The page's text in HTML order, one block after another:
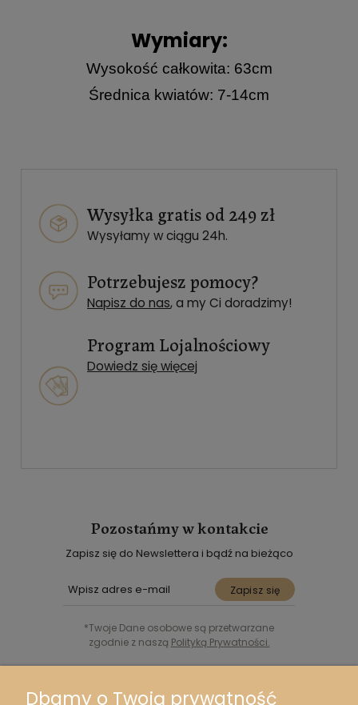
Wymiary:
Wysokość całkowita: 63cm
Średnica kwiatów: 7-14cm
Wysyłka gratis od 249 zł
Wysyłamy w ciągu 24h.
Potrzebujesz pomocy?
Napisz do nas, a my Ci doradzimy!
Program Lojalnościowy
Dowiedz się więcej
Pozostańmy w kontakcie
Zapisz się do Newslettera i bądź na bieżąco
Zapisz się
*Twoje Dane osobowe są przetwarzane
zgodnie z naszą Polityką Prywatności.
Dbamy o Twoją prywatność